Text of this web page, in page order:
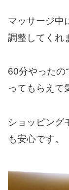
マッサージ中
調整してくれ
60分やったの
ってもらえて
ショッピング
も安心です。